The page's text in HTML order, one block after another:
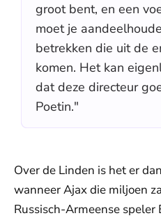
groot bent, en een
moet je
betrekken die uit de
komen. Het kan
dat deze directeur
Poetin."
Over de Linden is het er
wanneer Ajax die miljoen
Russisch-Armeense speler